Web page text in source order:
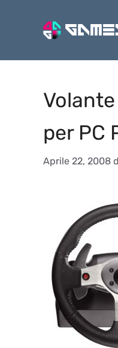
per PC
Aprile 22, 2008